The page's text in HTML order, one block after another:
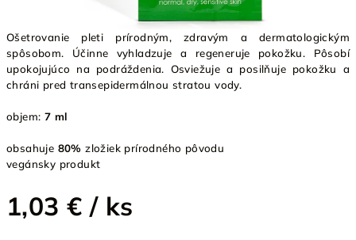
Ošetrovanie pleti prírodným, zdravým a dermatologickým
spôsobom. Účinne vyhladzuje a regeneruje pokožku. Pôsobí
upokojujúco na podráždenia. Osviežuje a posilňuje pokožku a
chráni pred transepidermálnou stratou vody.
objem: 7 ml
obsahuje 80% zložiek prírodného pôvodu
vegánsky produkt
1,03 € / ks